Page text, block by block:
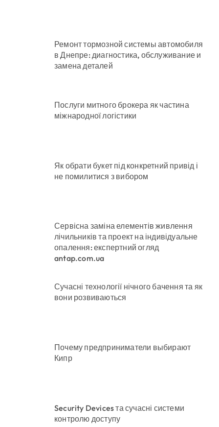
Ремонт тормозной системы автомобиля
в Днепре: диагностика, обслуживание и
замена деталей
Послуги митного брокера як частина
міжнародної логістики
Як обрати букет під конкретний привід і
не помилитися з вибором
Сервісна заміна елементів живлення
лічильників та проект на індивідуальне
опалення: експертний огляд
antap.com.ua
Сучасні технології нічного бачення та як
вони розвиваються
Почему предприниматели выбирают
Кипр
Security Devices та сучасні системи
контролю доступу